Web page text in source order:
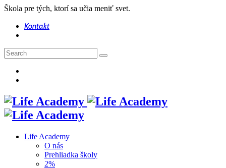
Škola pre tých, ktorí sa učia meniť svet.
Kontakt
Life Academy
O nás
Prehliadka školy
2%